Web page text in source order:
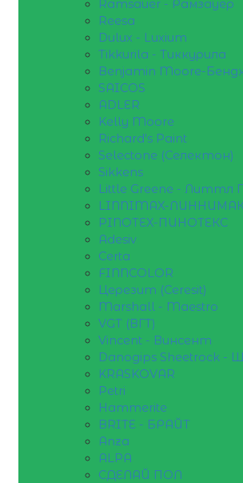
Ramsauer - Рамзауер
Reesa
Dulux - Luxium
Tikkurila - Тиккурила
Benjamin Moore-
SAICOS
ADLER
Kelly Moore
Richard's Paint
Selectone (Селектон)
Sikkens
Little Greene - Литтл
LINNIMAX-
PINOTEX-ПИНОТЕКС
Adesiv
Certa
FINNCOLOR
Церезит (Ceresit)
Marshall - Maestro
VGT (ВГТ)
Vincent - Винсент
Danogips Sheetrock -
KRASKOVAR
Petri
Hammerite
BRITE - БРАЙТ
Anza
ALPA
СДЕЛАЙ ПОЛ